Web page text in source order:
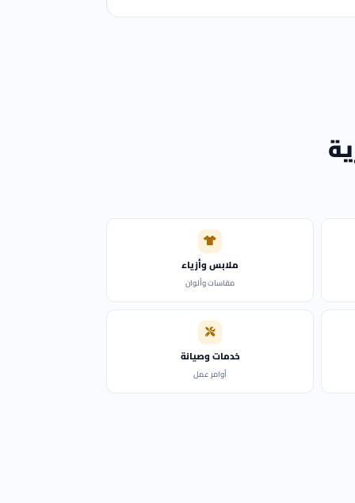
ملابس وأزياء
مقاسات وألوان
خدمات وصيانة
أوامر عمل